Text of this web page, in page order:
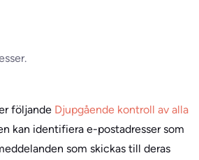
följande Djupgående kontroll av alla
kan identifiera e-postadresser som
som skickas till deras